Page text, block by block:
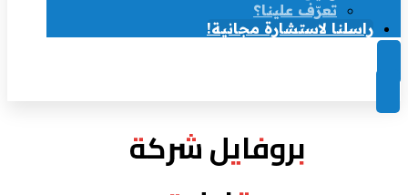
تعرّف علينا؟
راسلنا لاستشارة مجانية!
بروفايل شركة